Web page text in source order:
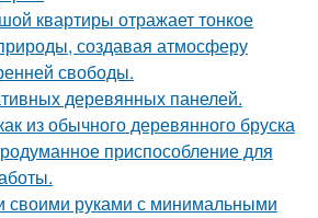
квартиры отражает тонкое
создавая атмосферу
свободы.
деревянных панелей.
из обычного деревянного бруска
приспособление для
своими руками с минимальными